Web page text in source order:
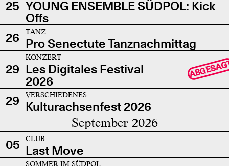
25 YOUNG ENSEMBLE SÜDPOL: Kick
Offs
26
TANZ
Pro Senectute Tanznachmittag
29
KONZERT
Les Digitales Festival
2026
29 VERSCHIEDENES
Kulturachsenfest 2026
September 2026
05 CLUB
Last Move
SOMMER IM SÜDPOL